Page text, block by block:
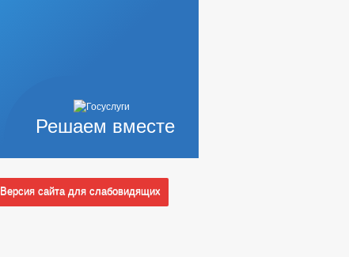
Решаем вместе
Версия сайта для слабовидящих